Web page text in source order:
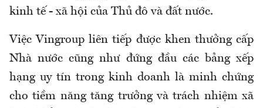
kinh tế - xã hội của Thủ đô và đất nước.
Việc Vingroup liên tiếp được khen thưởng cấp
Nhà nước cũng như đứng đầu các bảng xếp
hạng uy tín trong kinh doanh là minh chứng
cho tiềm năng tăng trưởng và trách nhiệm xã